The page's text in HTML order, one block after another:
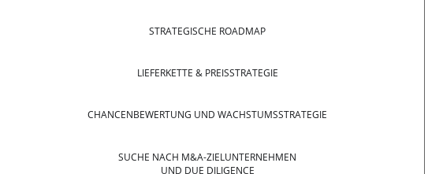
STRATEGISCHE ROADMAP
LIEFERKETTE & PREISSTRATEGIE
CHANCENBEWERTUNG UND WACHSTUMSSTRATEGIE
SUCHE NACH M&A-ZIELUNTERNEHMEN
UND DUE DILIGENCE